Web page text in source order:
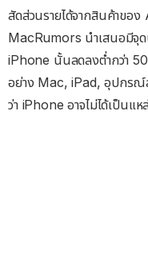
สัดส่วนรายได้จากสินค้าขอ
MacRumors นำเสนอมีจุด
iPhone นั้นลดลงต่ำกว่า
อย่าง Mac, iPad, อุปกรณ์
ว่า iPhone อาจไม่ได้เป็นแ